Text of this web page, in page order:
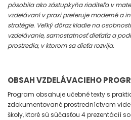
pôsobila ako zástupkyňa riaditeľa v
vzdelávaní v praxi preferuje moderné a
stratégie. Veľký dôraz kladie na
vzdelávanie, samostatnosť dieťaťa a
prostredia, v ktorom sa dieťa rozvíja.
OBSAH VZDELÁVACIEHO
Program obsahuje učebné texty s
zdokumentované prostredníctvom
školy, ktoré sú súčasťou 4 prezentácií